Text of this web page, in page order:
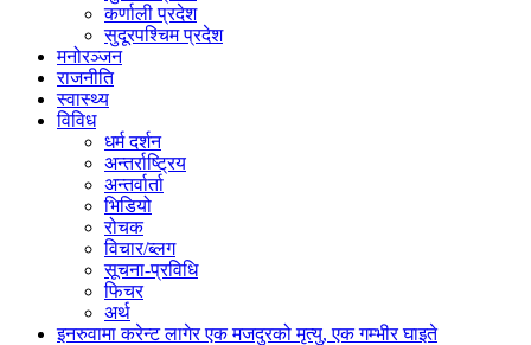
कर्णाली प्रदेश
सुदूरपश्चिम प्रदेश
मनोरञ्जन
राजनीति
स्वास्थ्य
विविध
धर्म दर्शन
अन्तर्राष्ट्रिय
अन्तर्वार्ता
भिडियो
रोचक
विचार/ब्लग
सूचना-प्रविधि
फिचर
अर्थ
इनरुवामा करेन्ट लागेर एक मजदुरको मृत्यु, एक गम्भीर घाइते